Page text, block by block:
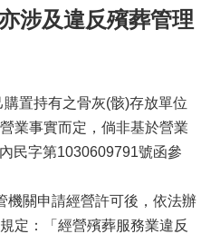
涉及違反殯葬管理
置持有之骨灰(骸)存放單位
業事實而定，倘非基於營業
民字第1030609791號函參
關申請經營許可後，依法辦
定：「經營殯葬服務業違反